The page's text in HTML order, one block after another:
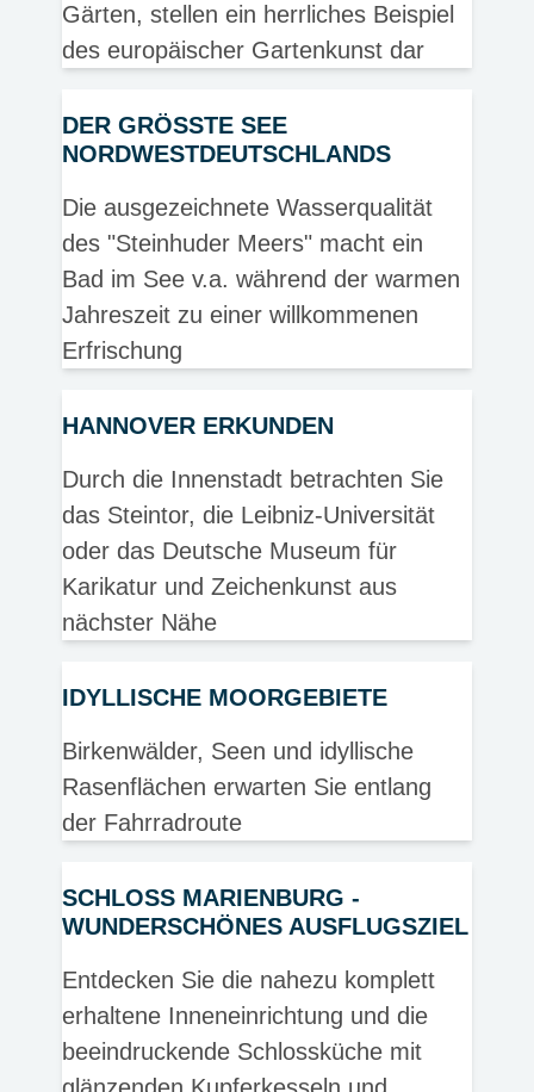
Gärten, stellen ein herrliches Beispiel
des europäischer Gartenkunst dar
DER GRÖSSTE SEE N
ORDWESTDEUTSCHLANDS
Die ausgezeichnete Wasserqualität
des "Steinhuder Meers" macht ein
Bad im See v.a. während der warmen
Jahreszeit zu einer willkommenen
Erfrischung
HANNOVER ERKUNDEN
Durch die Innenstadt betrachten Sie
das Steintor, die Leibniz-Universität
oder das Deutsche Museum für
Karikatur und Zeichenkunst aus
nächster Nähe
IDYLLISCHE MOORGEBIETE
Birkenwälder, Seen und idyllische
Rasenflächen erwarten Sie entlang
der Fahrradroute
SCHLOSS MARIENBURG -
WUNDERSCHÖNES AUSFLUGSZIEL
Entdecken Sie die nahezu komplett
erhaltene Inneneinrichtung und die
beeindruckende Schlossküche mit